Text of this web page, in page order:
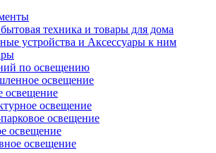
техника и товары для дома
устройства и Аксессуары к ним
по освещению
освещение
освещение
освещение
освещение
освещение
освещение